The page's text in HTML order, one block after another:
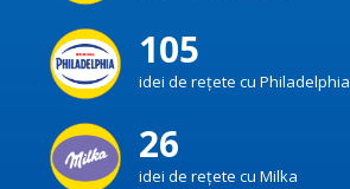
105
idei de rețete cu Philadelphia
26
idei de rețete cu Milka